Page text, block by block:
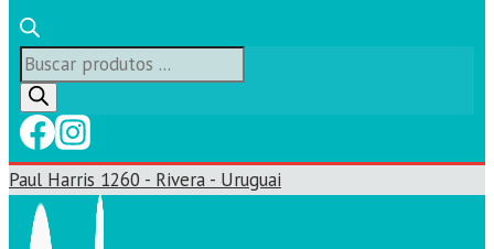
Búsqueda
de
productos
Paul Harris 1260 - Rivera - Uruguai